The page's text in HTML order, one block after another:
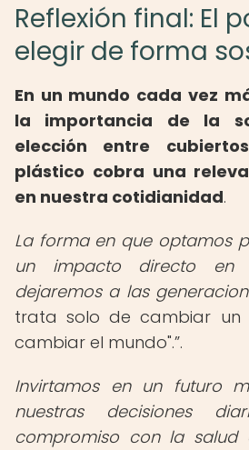
Reflexión final: El
elegir de forma
En un mundo cada vez
la importancia de la
elección entre
plástico cobra una
en nuestra cotidianidad.
La forma en que optamos
un impacto directo en
dejaremos a las
trata solo de cambiar un
cambiar el mundo". .
Invirtamos en un futuro
nuestras decisiones
compromiso con la